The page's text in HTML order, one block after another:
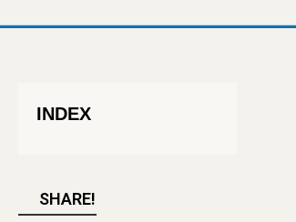
INDEX
SHARE!